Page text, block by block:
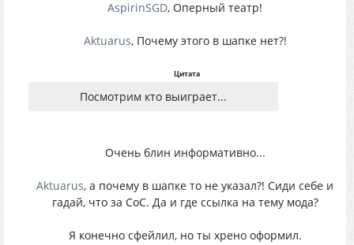
AspirinSGD, Оперный театр!
Aktuarus, Почему этого в шапке нет?!
Цитата
Посмотрим кто выиграет...
Очень блин информативно...
Aktuarus, а почему в шапке то не указал?! Сиди себе и
гадай, что за СоС. Да и где ссылка на тему мода?
Я конечно сфейлил, но ты хрено оформил.